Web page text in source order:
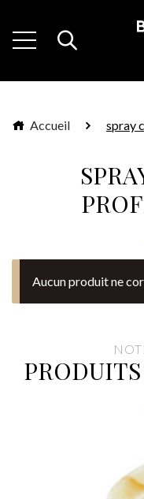
Accueil spray
Aucun produit ne